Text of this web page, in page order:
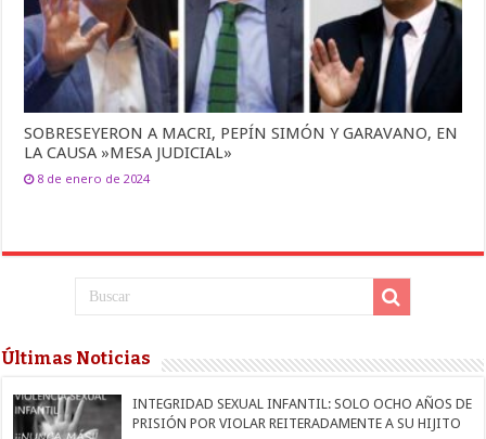
SOBRESEYERON A MACRI, PEPÍN SIMÓN Y GARAVANO, EN
LA CAUSA »MESA JUDICIAL»
8 de enero de 2024
Últimas Noticias
INTEGRIDAD SEXUAL INFANTIL: SOLO OCHO AÑOS DE
PRISIÓN POR VIOLAR REITERADAMENTE A SU HIJITO